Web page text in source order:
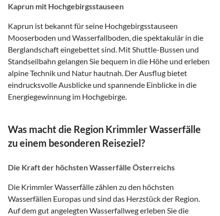
Kaprun mit Hochgebirgsstauseen
Kaprun ist bekannt für seine Hochgebirgsstauseen
Mooserboden und Wasserfallboden, die spektakulär in die
Berglandschaft eingebettet sind. Mit Shuttle-Bussen und
Standseilbahn gelangen Sie bequem in die Höhe und erleben
alpine Technik und Natur hautnah. Der Ausflug bietet
eindrucksvolle Ausblicke und spannende Einblicke in die
Energiegewinnung im Hochgebirge.
Was macht die Region Krimmler Wasserfälle
zu einem besonderen Reiseziel?
Die Kraft der höchsten Wasserfälle Österreichs
Die Krimmler Wasserfälle zählen zu den höchsten
Wasserfällen Europas und sind das Herzstück der Region.
Auf dem gut angelegten Wasserfallweg erleben Sie die